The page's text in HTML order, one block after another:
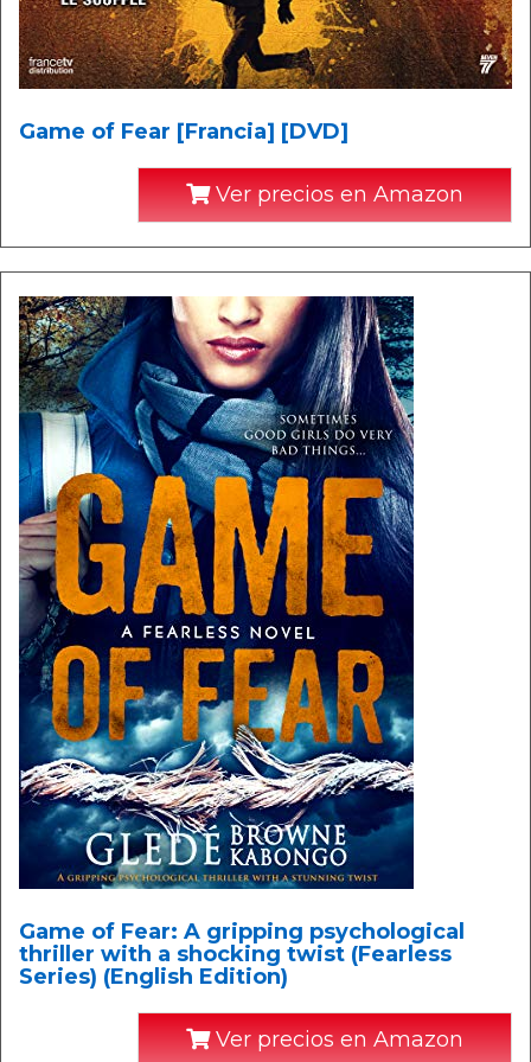
Game of Fear [Francia] [DVD]
Ver precios en Amazon
Game of Fear: A gripping psychological
thriller with a shocking twist (Fearless
Series) (English Edition)
Ver precios en Amazon